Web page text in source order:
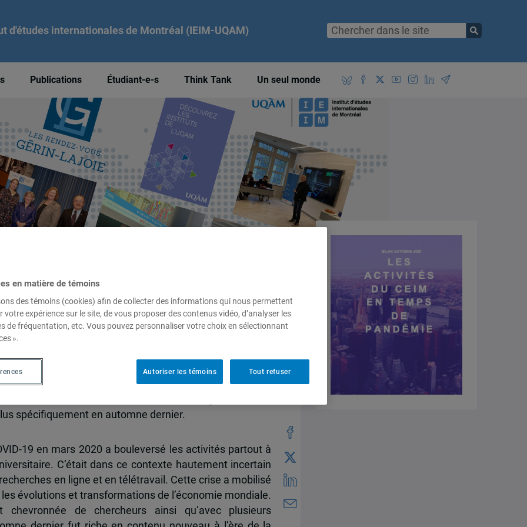
d'études internationales de Montréal (IEIM-UQAM)
Publications Étudiant-e-s Think Tank Un seul monde
du CEIM
du Centre d’études sur l’intégration et la
spécifiquement en automne dernier.
19 en mars 2020 a bouleversé les activités partout à
C’était dans ce contexte hautement incertain
en ligne et en télétravail. Cette crise a mobilisé
évolutions et transformations de l’économie mondiale.
de chercheurs ainsi qu’avec plusieurs
en matière de témoins
des témoins (cookies) afin de collecter des informations qui nous permettent
votre expérience sur le site, de vous proposer des contenus vidéo, d’analyser les
de fréquentation, etc. Vous pouvez personnaliser votre choix en sélectionnant
».
Tout refuser
Autoriser les témoins